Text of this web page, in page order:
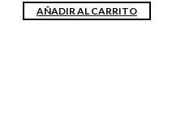
AÑADIR AL CARRITO